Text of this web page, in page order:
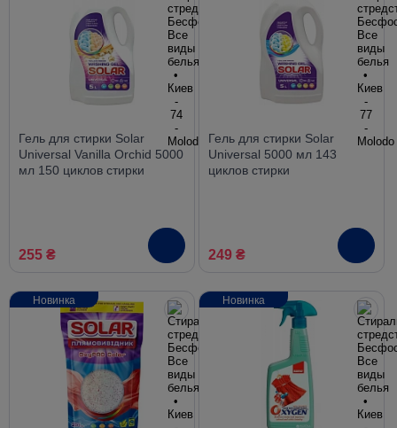
Гель для стирки Solar
Universal Vanilla Orchid 5000
мл 150 циклов стирки
255 ₴
Гель для стирки Solar
Universal 5000 мл 143
циклов стирки
249 ₴
Новинка Новинка